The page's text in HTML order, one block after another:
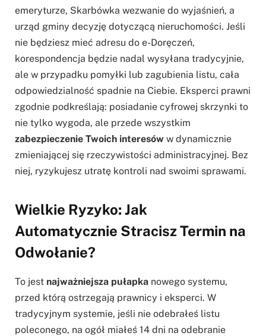
emeryturze, Skarbówka wezwanie do wyjaśnień, a
urząd gminy decyzję dotyczącą nieruchomości. Jeśli
nie będziesz mieć adresu do e-Doręczeń,
korespondencja będzie nadal wysyłana tradycyjnie,
ale w przypadku pomyłki lub zagubienia listu, cała
odpowiedzialność spadnie na Ciebie. Eksperci prawni
zgodnie podkreślają: posiadanie cyfrowej skrzynki to
nie tylko wygoda, ale przede wszystkim
zabezpieczenie Twoich interesów w dynamicznie
zmieniającej się rzeczywistości administracyjnej. Bez
niej, ryzykujesz utratę kontroli nad swoimi sprawami.
Wielkie Ryzyko: Jak
Automatycznie Stracisz Termin na
Odwołanie?
To jest najważniejsza pułapka nowego systemu,
przed którą ostrzegają prawnicy i eksperci. W
tradycyjnym systemie, jeśli nie odebrałeś listu
poleconego, na ogół miałeś 14 dni na odebranie